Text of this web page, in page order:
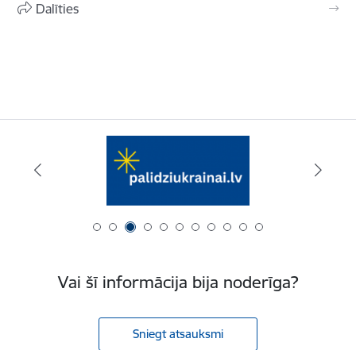
Dalīties
Vai šī informācija bija noderīga?
Sniegt atsauksmi